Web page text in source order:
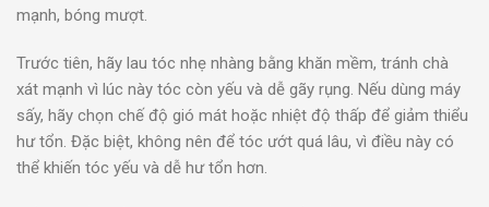
mạnh, bóng mượt.
Trước tiên, hãy lau tóc nhẹ nhàng bằng khăn mềm, tránh chà
xát mạnh vì lúc này tóc còn yếu và dễ gãy rụng. Nếu dùng máy
sấy, hãy chọn chế độ gió mát hoặc nhiệt độ thấp để giảm thiểu
hư tổn. Đặc biệt, không nên để tóc ướt quá lâu, vì điều này có
thể khiến tóc yếu và dễ hư tổn hơn.